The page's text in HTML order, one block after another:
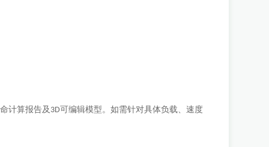
计算报告及 3D可编辑模型。如需针对具体负载、速度